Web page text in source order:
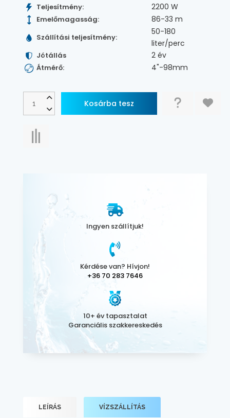
Teljesítmény: 2200 W
Emelőmagasság: 86-33 m
Szállítási teljesítmény:
50-180
liter/perc
Jótállás 2 év
Átmérő: 4"-98mm
Ingyen szállítjuk!
Kérdése van? Hívjon!
+36 70 283 7646
10+ év tapasztalat
Garanciális szakkereskedés
LEÍRÁS VÍZSZÁLLÍTÁS